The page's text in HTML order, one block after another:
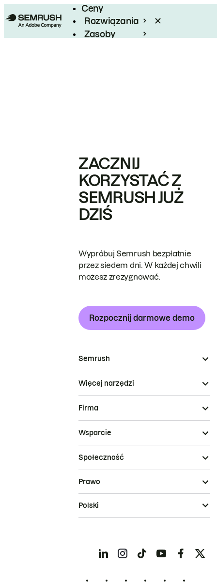
Ceny
Rozwiązania
Zasoby
ZACZNIJ
KORZYSTAĆ Z
SEMRUSH JUŻ
DZIŚ
Wypróbuj Semrush bezpłatnie
przez siedem dni. W każdej chwili
możesz zrezygnować.
Rozpocznij darmowe demo
Semrush
Więcej narzędzi
Firma
Wsparcie
Społeczność
Prawo
Polski